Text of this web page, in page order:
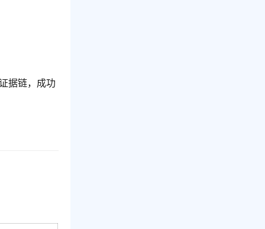
据链，成功